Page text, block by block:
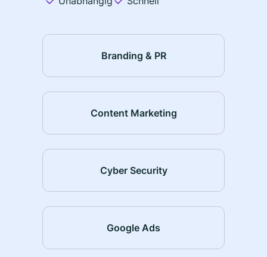
Branding & PR
Content Marketing
Cyber Security
Google Ads